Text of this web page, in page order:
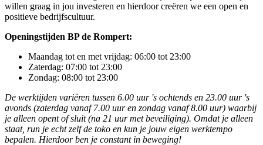
willen graag in jou investeren en hierdoor creëren we een open en
positieve bedrijfscultuur.
Openingstijden BP de Rompert:
Maandag tot en met vrijdag: 06:00 tot 23:00
Zaterdag: 07:00 tot 23:00
Zondag: 08:00 tot 23:00
De werktijden variëren tussen 6.00 uur 's ochtends en 23.00 uur 's
avonds (zaterdag vanaf 7.00 uur en zondag vanaf 8.00 uur) waarbij
je alleen opent of sluit (na 21 uur met beveiliging). Omdat je alleen
staat, run je echt zelf de toko en kun je jouw eigen werktempo
bepalen. Hierdoor ben je constant in beweging!